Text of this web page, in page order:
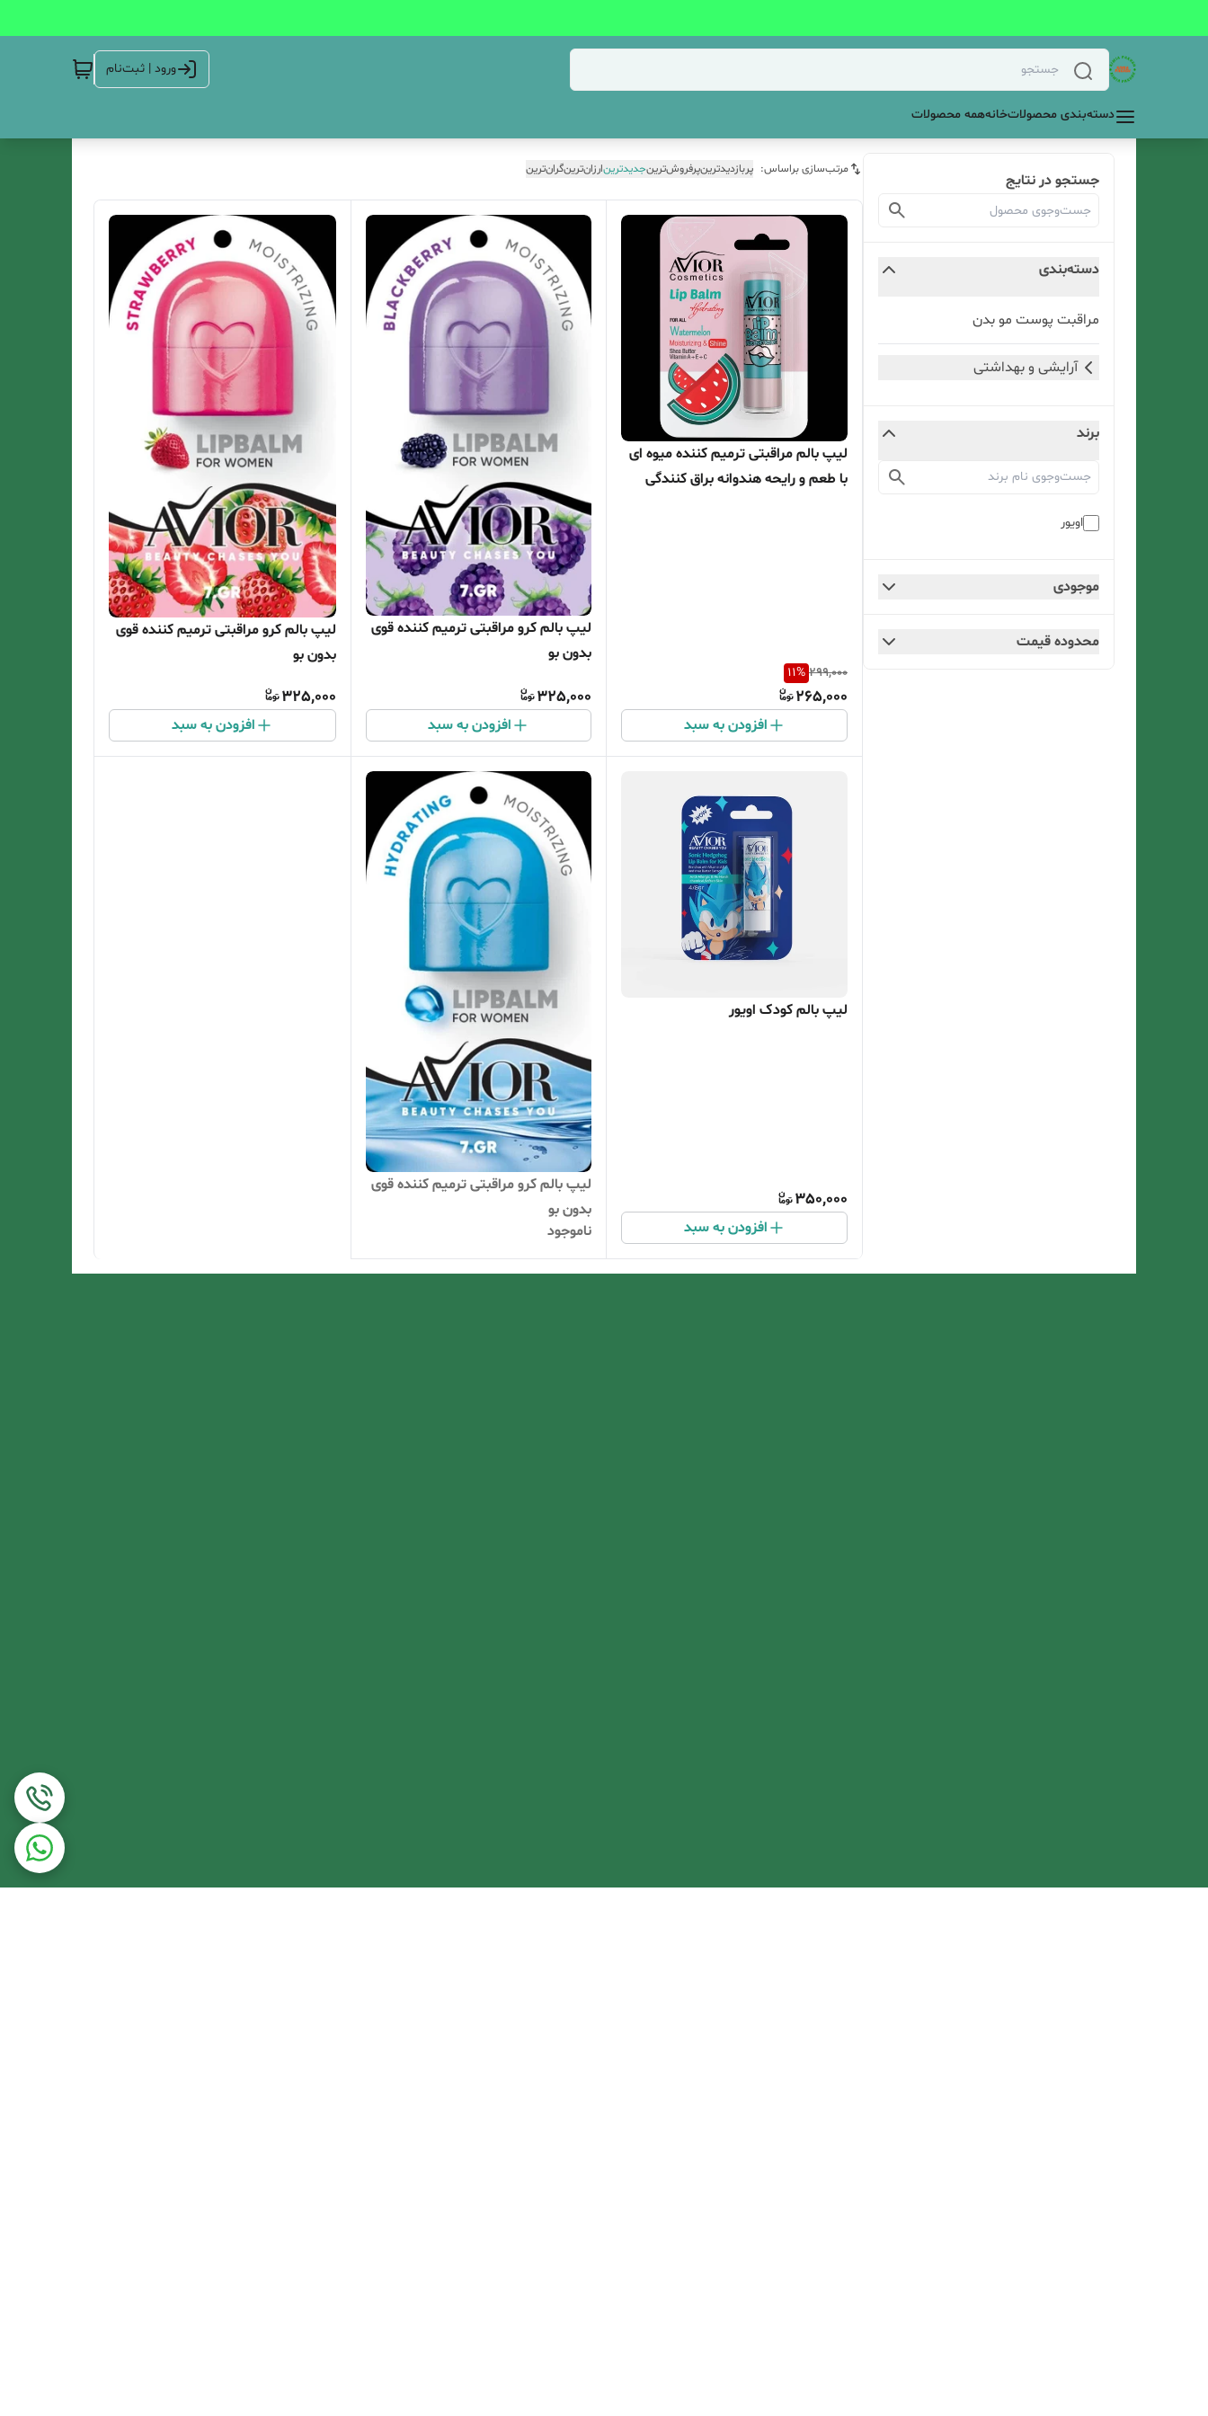
ورود | ثبت‌نام
دسته‌بندی محصولاتخانههمه محصولات
جستجو در نتایج
دسته‌بندی
مراقبت پوست مو بدن
آرایشی و بهداشتی
برند
اویور
موجودی
محدوده قیمت
مرتب‌سازی براساس: پربازدیدترینپرفروش‌ترینجدیدترینارزان‌ترینگران‌ترین
لیپ بالم مراقبتی ترمیم کننده میوه ای
با طعم و رایحه هندوانه براق کنندگی
299,000
11%
265,000
افزودن به سبد
لیپ بالم کرو مراقبتی ترمیم کننده قوی
بدون بو
325,000
افزودن به سبد
لیپ بالم کرو مراقبتی ترمیم کننده قوی
بدون بو
325,000
افزودن به سبد
لیپ بالم کودک اویور
350,000
افزودن به سبد
لیپ بالم کرو مراقبتی ترمیم کننده قوی
بدون بو
ناموجود